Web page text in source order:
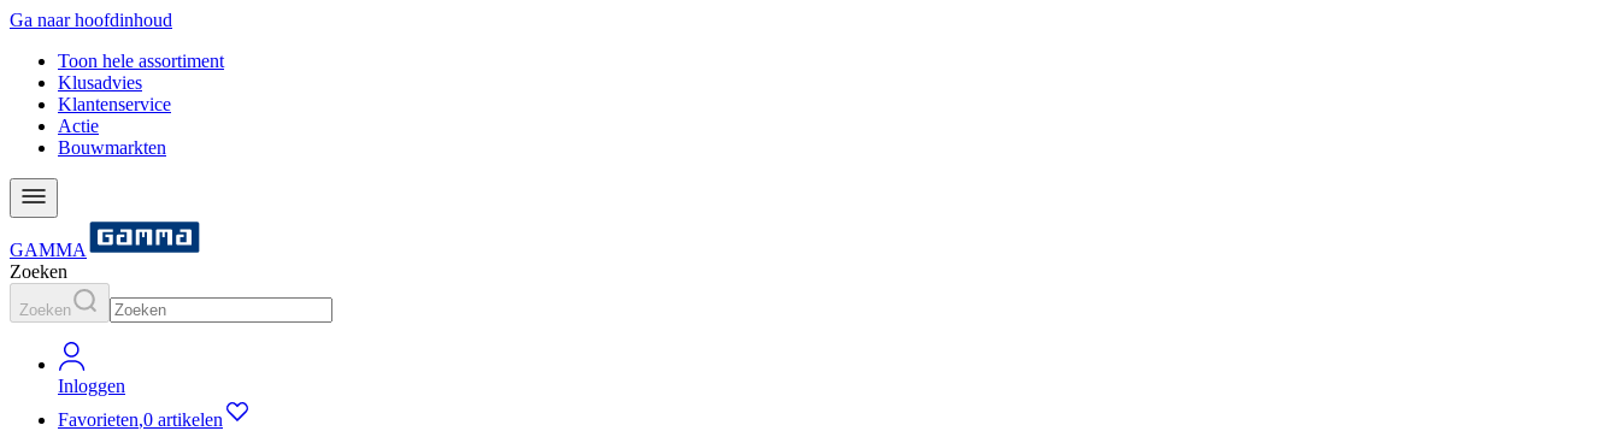
Ga naar hoofdinhoud
Toon hele assortiment
Klusadvies
Klantenservice
Actie
Bouwmarkten
GAMMA
Zoeken
Zoeken
Inloggen
Favorieten,0 artikelen